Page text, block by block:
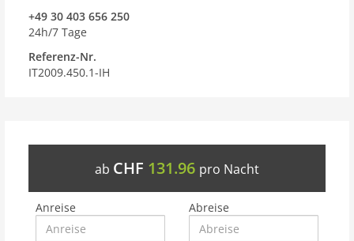
+49 30 403 656 250
24h/7 Tage
Referenz-Nr.
IT2009.450.1-IH
ab CHF 131.96 pro Nacht
Anreise Abreise